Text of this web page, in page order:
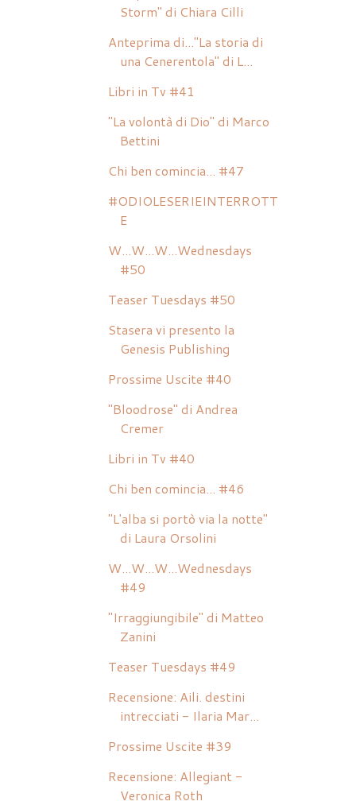
Storm" di Chiara Cilli
Anteprima di..."La storia di
una Cenerentola" di L...
Libri in Tv #41
"La volontà di Dio" di Marco
Bettini
Chi ben comincia... #47
#ODIOLESERIEINTERROTT
E
W...W...W...Wednesdays
#50
Teaser Tuesdays #50
Stasera vi presento la
Genesis Publishing
Prossime Uscite #40
"Bloodrose" di Andrea
Cremer
Libri in Tv #40
Chi ben comincia... #46
"L'alba si portò via la notte"
di Laura Orsolini
W...W...W...Wednesdays
#49
"Irraggiungibile" di Matteo
Zanini
Teaser Tuesdays #49
Recensione: Aili. destini
intrecciati - Ilaria Mar...
Prossime Uscite #39
Recensione: Allegiant -
Veronica Roth